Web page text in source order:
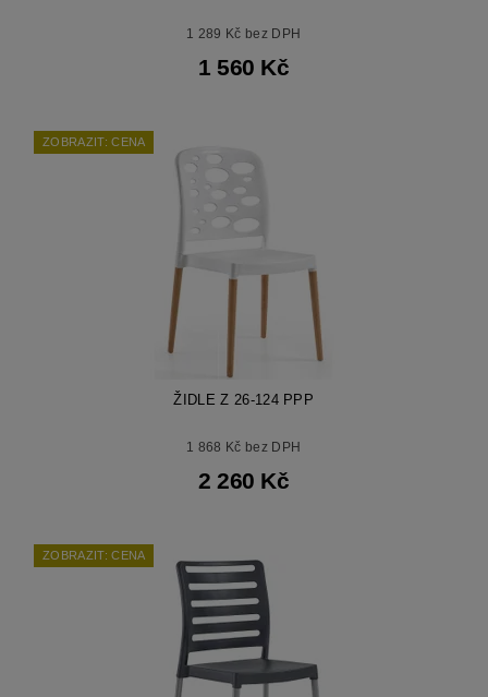
1 289 Kč bez DPH
1 560 Kč
ZOBRAZIT: CENA
ŽIDLE Z 26-124 PPP
1 868 Kč bez DPH
2 260 Kč
ZOBRAZIT: CENA